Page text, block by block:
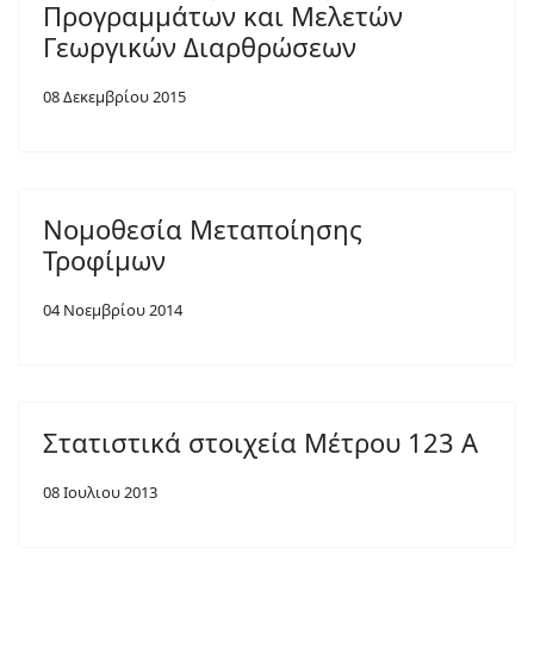
Προγραμμάτων και Μελετών
Γεωργικών Διαρθρώσεων
08 Δεκεμβρίου 2015
Νομοθεσία Μεταποίησης
Τροφίμων
04 Νοεμβρίου 2014
Στατιστικά στοιχεία Μέτρου 123 Α
08 Ιουλιου 2013